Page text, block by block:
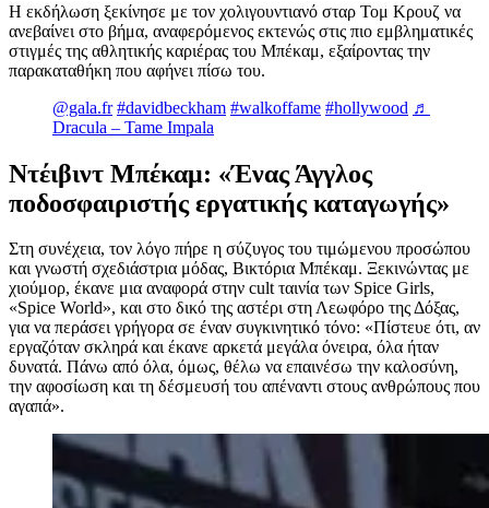
Η εκδήλωση ξεκίνησε με τον χολιγουντιανό σταρ Τομ Κρουζ να
ανεβαίνει στο βήμα, αναφερόμενος εκτενώς στις πιο εμβληματικές
στιγμές της αθλητικής καριέρας του Μπέκαμ, εξαίροντας την
παρακαταθήκη που αφήνει πίσω του.
@gala.fr #davidbeckham #walkoffame #hollywood ♬
Dracula – Tame Impala
Ντέιβιντ Μπέκαμ: «Ένας Άγγλος
ποδοσφαιριστής εργατικής καταγωγής»
Στη συνέχεια, τον λόγο πήρε η σύζυγος του τιμώμενου προσώπου
και γνωστή σχεδιάστρια μόδας, Βικτόρια Μπέκαμ. Ξεκινώντας με
χιούμορ, έκανε μια αναφορά στην cult ταινία των Spice Girls,
«Spice World», και στο δικό της αστέρι στη Λεωφόρο της Δόξας,
για να περάσει γρήγορα σε έναν συγκινητικό τόνο: «Πίστευε ότι, αν
εργαζόταν σκληρά και έκανε αρκετά μεγάλα όνειρα, όλα ήταν
δυνατά. Πάνω από όλα, όμως, θέλω να επαινέσω την καλοσύνη,
την αφοσίωση και τη δέσμευσή του απέναντι στους ανθρώπους που
αγαπά».